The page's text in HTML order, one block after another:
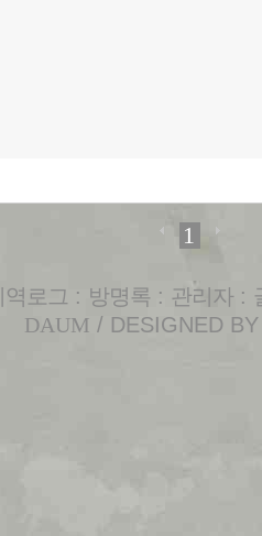
1
역로그 : 방명록 : 관리자 :
DAUM / DESIGNED